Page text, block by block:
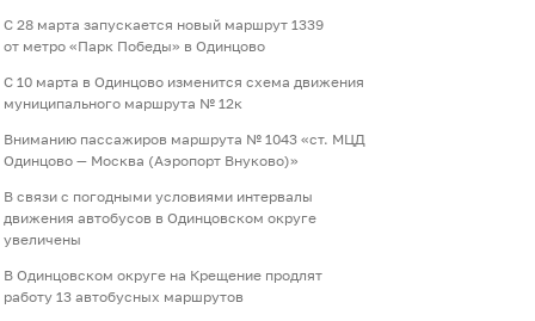
С 28 марта запускается новый маршрут 1339
от метро «Парк Победы» в Одинцово
С 10 марта в Одинцово изменится схема движения
муниципального маршрута № 12к
Вниманию пассажиров маршрута № 1043 «ст. МЦД
Одинцово — Москва (Аэропорт Внуково)»
В связи с погодными условиями интервалы
движения автобусов в Одинцовском округе
увеличены
В Одинцовском округе на Крещение продлят
работу 13 автобусных маршрутов